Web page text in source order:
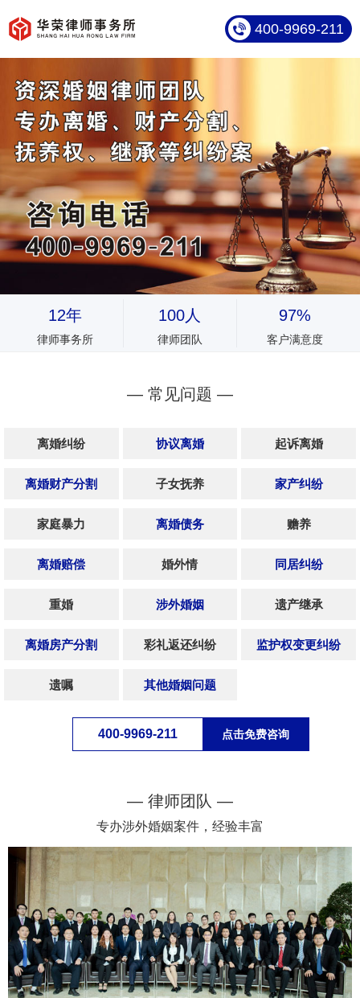
400-9969-211
12年
律师事务所
100人
律师团队
97%
客户满意度
— 常见问题 —
离婚纠纷 协议离婚 起诉离婚
离婚财产分割 子女抚养 家产纠纷
家庭暴力 离婚债务 赡养
离婚赔偿 婚外情 同居纠纷
重婚 涉外婚姻 遗产继承
离婚房产分割 彩礼返还纠纷 监护权变更纠纷
遗嘱 其他婚姻问题
400-9969-211 点击免费咨询
— 律师团队 —
专办涉外婚姻案件，经验丰富